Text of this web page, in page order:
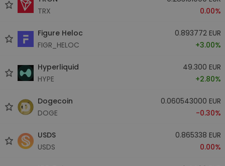
TRX
0.00%
Figure Heloc
FIGR_HELOC
0.893772 EUR
+3.00%
Hyperliquid
HYPE
49.300 EUR
+2.80%
Dogecoin
DOGE
0.060543000 EUR
-0.30%
USDS
USDS
0.865338 EUR
0.00%